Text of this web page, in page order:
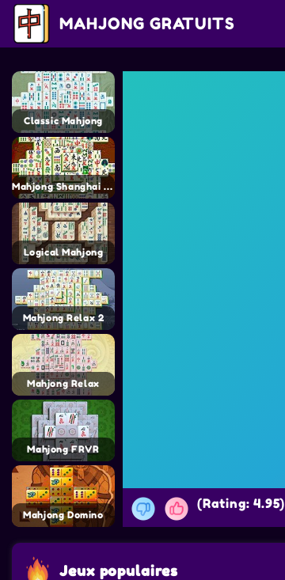
MAHJONG GRATUITS
Classic Mahjong
Mahjong Shanghai HTML5
Logical Mahjong
Mahjong Relax 2
Mahjong Relax
Mahjong FRVR
Mahjong Domino
(Rating: 4.95)
Jeux populaires